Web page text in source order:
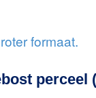
formaat.
perceel